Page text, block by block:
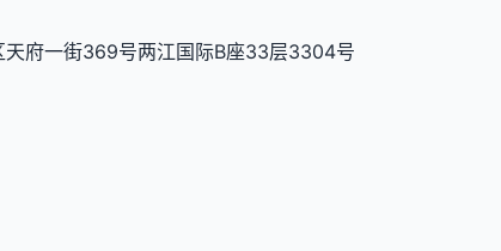
天府一街369号两江国际B座33层3304号